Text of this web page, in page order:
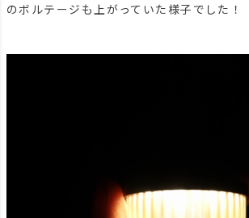
のボルテージも上がっていた様子でした！